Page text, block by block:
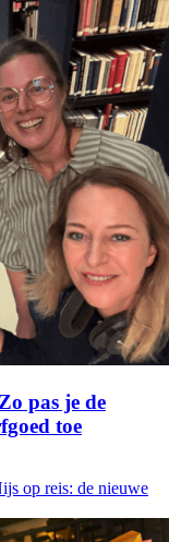
pas je de
toe
op reis: de nieuwe